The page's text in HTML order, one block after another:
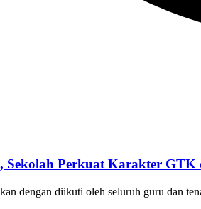
Sekolah Perkuat Karakter
dengan diikuti oleh seluruh guru dan